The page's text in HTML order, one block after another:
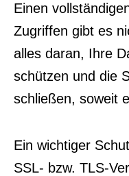
Einen
Zugriffen gibt es
alles daran, Ihre
schützen und die
schließen, soweit
Ein wichtiger
SSL- bzw. TLS-